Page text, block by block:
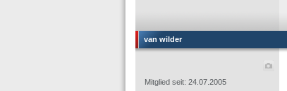
van wilder
Mitglied seit: 24.07.2005